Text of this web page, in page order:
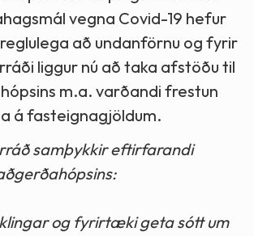
vegna Covid-19 hefur
að undanförnu og fyrir
liggur nú að taka afstöðu til
m.a. varðandi frestun
á fasteignagjöldum.
samþykkir eftirfarandi
og fyrirtæki geta sótt um